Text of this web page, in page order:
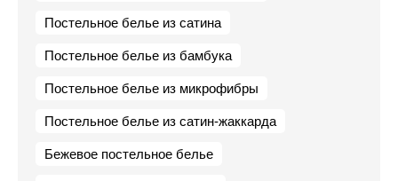
Постельное белье из сатина
Постельное белье из бамбука
Постельное белье из микрофибры
Постельное белье из сатин-жаккарда
Бежевое постельное белье